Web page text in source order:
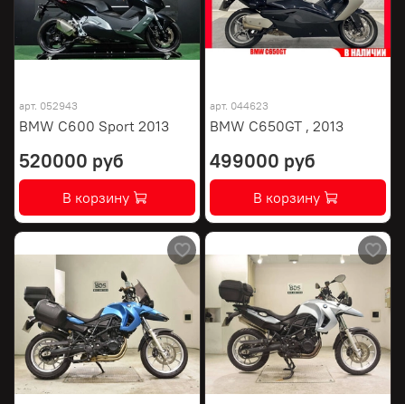
арт. 052943
BMW C600 Sport 2013
520000 руб
В корзину
арт. 044623
BMW C650GT , 2013
499000 руб
В корзину